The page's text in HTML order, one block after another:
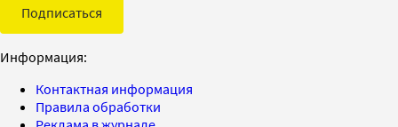
Подписаться
Информация:
Контактная информация
Правила обработки